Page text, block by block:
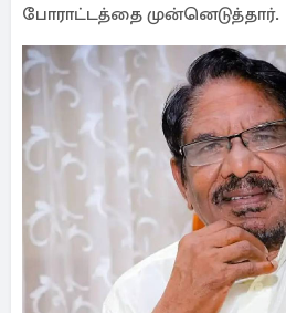
போராட்டத்தை முன்னெடுத்தார்.